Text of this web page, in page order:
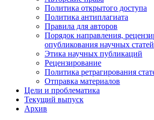
Политика открытого доступа
Политика антиплагиата
Правила для авторов
Порядок направления,
опубликования научных статей
Этика научных публикаций
Рецензирование
Политика ретрагирования
Отправка материалов
Цели и проблематика
Текущий выпуск
Архив